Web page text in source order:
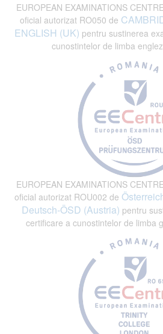
EUROPEAN EXAMINATIONS
oficial autorizat RO050 de
ENGLISH (UK) pentru sustinerea
cunostintelor de limba
EUROPEAN EXAMINATIONS
oficial autorizat ROU002 de
Deutsch-ÖSD (Austria) pentru
certificare a cunostintelor de limba